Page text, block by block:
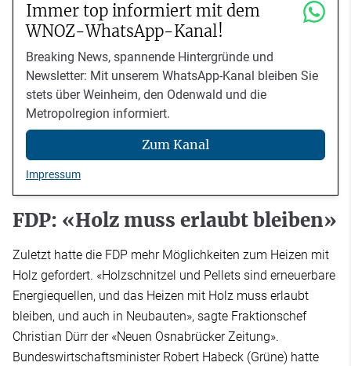
Immer top informiert mit dem
WNOZ-WhatsApp-Kanal!
Breaking News, spannende Hintergründe und
Newsletter: Mit unserem WhatsApp-Kanal bleiben Sie
stets über Weinheim, den Odenwald und die
Metropolregion informiert.
Zum Kanal
Impressum
FDP: «Holz muss erlaubt bleiben»
Zuletzt hatte die FDP mehr Möglichkeiten zum Heizen mit
Holz gefordert. «Holzschnitzel und Pellets sind erneuerbare
Energiequellen, und das Heizen mit Holz muss erlaubt
bleiben, und auch in Neubauten», sagte Fraktionschef
Christian Dürr der «Neuen Osnabrücker Zeitung».
Bundeswirtschaftsminister Robert Habeck (Grüne) hatte